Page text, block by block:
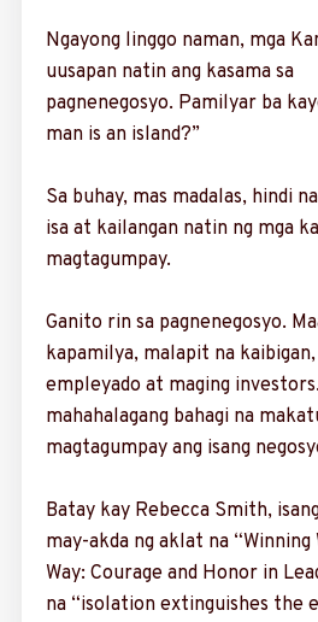
Ngayong linggo naman, mga
uusapan natin ang kasama sa
pagnenegosyo. Pamilyar ba
man is an island?”
Sa buhay, mas madalas, hindi
isa at kailangan natin ng mga
magtagumpay.
Ganito rin sa pagnenegosyo.
kapamilya, malapit na
empleyado at maging
mahahalagang bahagi na
magtagumpay ang isang
Batay kay Rebecca Smith,
may-akda ng aklat na
Way: Courage and Honor in
na “isolation extinguishes the